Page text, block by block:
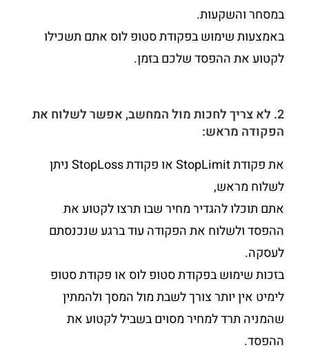
במסחר והשקעות.
באמצעות שימוש בפקודת סטופ לוס אתם תשכילו
לקטוע את ההפסד שלכם בזמן.
2. לא צריך לחכות מול המחשב, אפשר לשלוח את
הפקודה מראש:
את פקודת StopLimit או פקודת StopLoss ניתן
לשלוח מראש,
אתם תוכלו להגדיר מחיר שבו תרצו לקטוע את
ההפסד ולשלוח את הפקודה עוד ברגע שנכנסתם
לעסקה.
בזכות שימוש בפקודת סטופ לוס או פקודת סטופ
לימיט אין יותר צורך לשבת מול המסך ולהמתין
שהמניה תרד למחיר מסוים בשביל לקטוע את
ההפסד.